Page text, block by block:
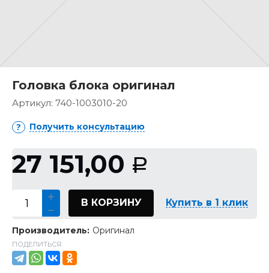
Головка блока оригинал
Артикул: 740-1003010-20
Получить консультацию
27 151,00 Р
В КОРЗИНУ Купить в 1 клик
Производитель: Оригинал
ПОДЕЛИТЬСЯ: